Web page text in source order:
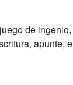
de
apunte,